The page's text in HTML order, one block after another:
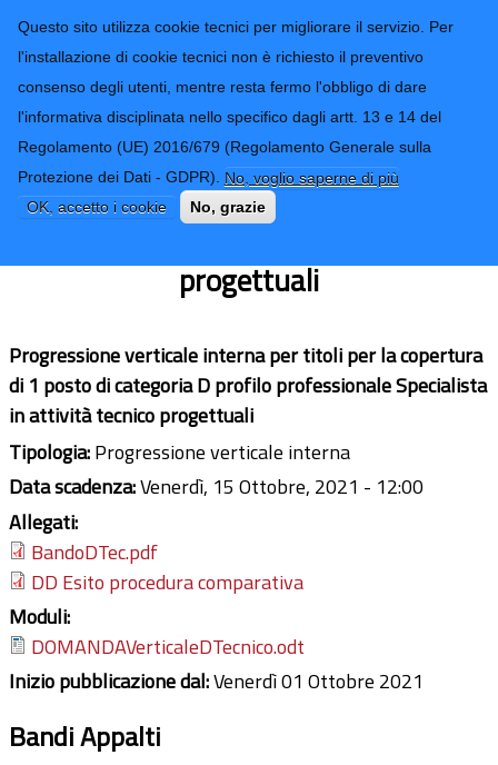
Questo sito utilizza cookie tecnici per migliorare il servizio. Per
l'installazione di cookie tecnici non è richiesto il preventivo
consenso degli utenti, mentre resta fermo l'obbligo di dare
l'informativa disciplinata nello specifico dagli artt. 13 e 14 del
Regolamento (UE) 2016/679 (Regolamento Generale sulla
Protezione dei Dati - GDPR). No, voglio saperne di più
OK, accetto i cookie
No, grazie
Provincia di
Imperia
CONTATTI-URP
TRASPARENZA
Form di ricerca
PROGRESSIONE VERTICALE INTERNA
categoria D Profilo Professionale
progettuali
Progressione verticale interna per titoli per la copertura
di 1 posto di categoria D profilo professionale Specialista
in attività tecnico progettuali
Tipologia:Progressione verticale interna
Data scadenza:Venerdì, 15 Ottobre, 2021 - 12:00
Allegati:
BandoDTec.pdf
DD Esito procedura comparativa
Moduli:
DOMANDAVerticaleDTecnico.odt
Inizio pubblicazione dal:Venerdì 01 Ottobre 2021
Bandi Appalti